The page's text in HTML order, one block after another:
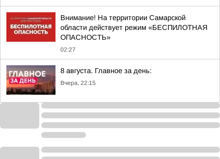
Внимание! На территории Самарской
области действует режим «БЕСПИЛОТНАЯ
ОПАСНОСТЬ»
02:27
8 августа. Главное за день:
Вчера, 22:15